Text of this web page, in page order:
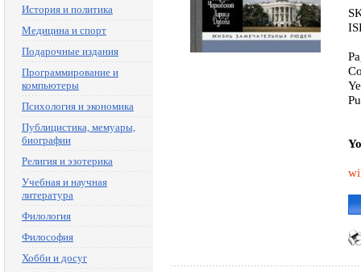
История и политика
Медицина и спорт
Подарочные издания
Программирование и
компьютеры
Психология и экономика
Публицистика, мемуары,
биографии
Религия и эзотерика
Учебная и научная
литература
Филология
Философия
Хобби и досуг